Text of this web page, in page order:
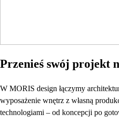
Przenieś swój projekt
W MORIS design łączymy
wyposażenie wnętrz z własną
technologiami – od koncepcji po